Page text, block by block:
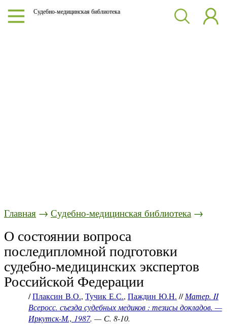
Судебно-медицинская библиотека
Главная → Судебно-медицинская библиотека →
О состоянии вопроса
последипломной подготовки
судебно-медицинских экспертов
Российской Федерации
/Плаксин В.О., Тучик Е.С., Паждин Ю.Н. //Матер. II
Всеросс. съезда судебных медиков : тезисы докладов. —
Иркутск-М., 1987. — С. 8-10.